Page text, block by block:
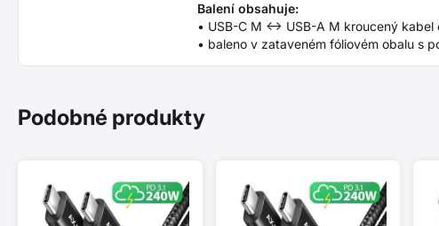
Balení obsahuje:
• USB-C M <-> USB-A M kroucený kabel
• baleno v zataveném fóliovém obalu s
Podobné produkty